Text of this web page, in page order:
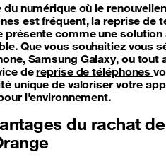
du numérique où le
est fréquent, la reprise de
présente comme une
Que vous souhaitiez vous
Samsung Galaxy, ou tout
dereprise de téléphones
unique de valoriser votre
l'environnement.
du rachat